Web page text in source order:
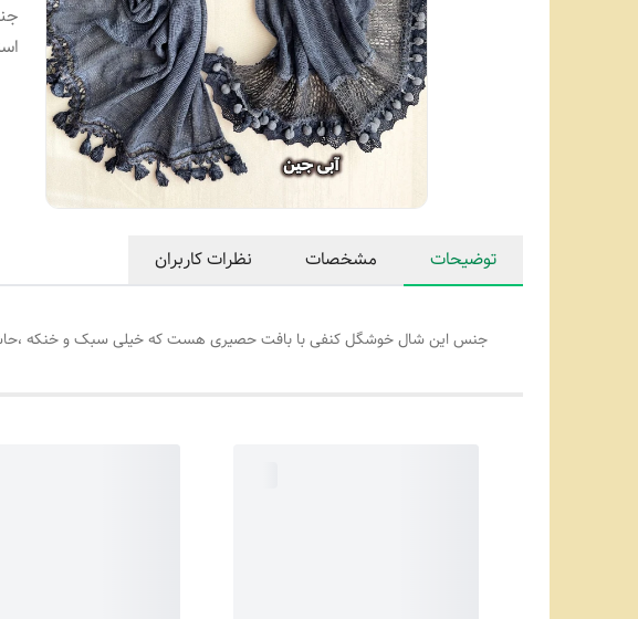
توضیحات مشخصات نظرات کاربران
جنس این شال خوشگل کنفی با بافت حصیری هست که خیلی سبک و خنکه